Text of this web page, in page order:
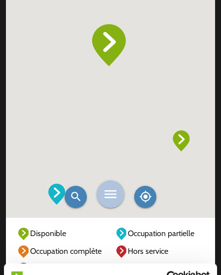
Disponible
Occupation partielle
Occupation complète
Hors service